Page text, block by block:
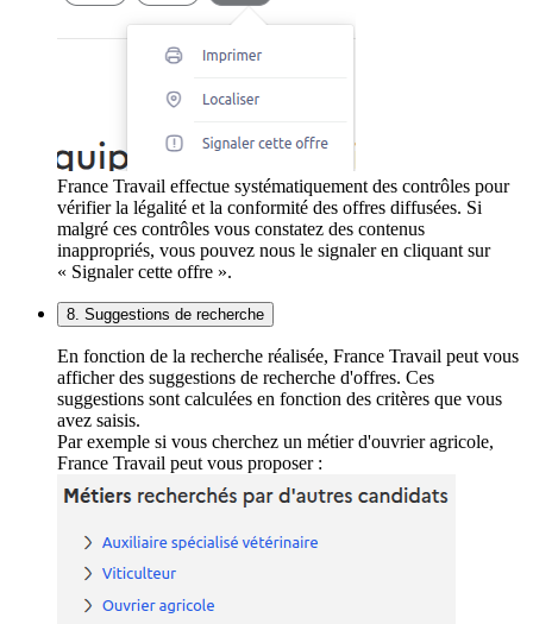
France Travail effectue systématiquement des contrôles pour
vérifier la légalité et la conformité des offres diffusées. Si
malgré ces contrôles vous constatez des contenus
inappropriés, vous pouvez nous le signaler en cliquant sur
« Signaler cette offre ».
8. Suggestions de recherche
En fonction de la recherche réalisée, France Travail peut vous
afficher des suggestions de recherche d'offres. Ces
suggestions sont calculées en fonction des critères que vous
avez saisis.
Par exemple si vous cherchez un métier d'ouvrier agricole,
France Travail peut vous proposer :